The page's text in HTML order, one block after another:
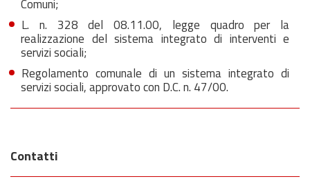
Comuni;
L. n. 328 del 08.11.00, legge quadro per la
realizzazione del sistema integrato di interventi e
servizi sociali;
Regolamento comunale di un sistema integrato di
servizi sociali, approvato con D.C. n. 47/00.
Contatti